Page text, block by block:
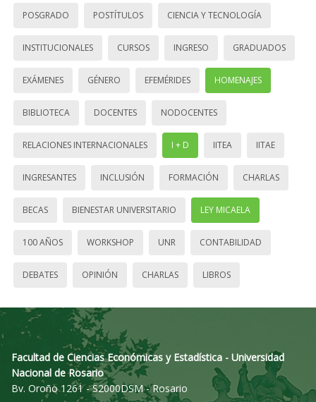
POSGRADO POSTÍTULOS CIENCIA Y TECNOLOGÍA
INSTITUCIONALES CURSOS INGRESO GRADUADOS
EXÁMENES GÉNERO EFEMÉRIDES HOMENAJES
BIBLIOTECA DOCENTES NODOCENTES
RELACIONES INTERNACIONALES I + D IITEA IITAE
INGRESANTES INCLUSIÓN FORMACIÓN CHARLAS
BECAS BIENESTAR UNIVERSITARIO LEY MICAELA
100 AÑOS WORKSHOP UNR CONTABILIDAD
DEBATES OPINIÓN CHARLAS LIBROS
Facultad de Ciencias Económicas y Estadística - Universidad
Nacional de Rosario
Bv. Oroño 1261 - S2000DSM - Rosario